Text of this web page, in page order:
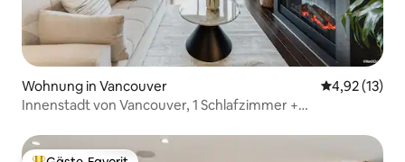
Wohnung in Vancouver
4,92 (13)
Innenstadt von Vancouver, 1 Schlafzimmer +